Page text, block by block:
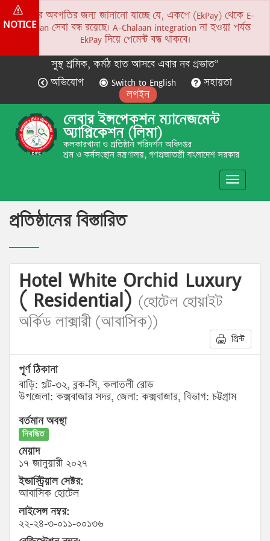
NOTICE
সকলের অবগতির জন্য জানানো যাচ্ছে যে, একপে (EkPay) থেকে E-
Chalaan সেবা বন্ধ রয়েছে। A-Chalaan integration না হওয়া পর্যন্ত
EkPay দিয়ে পেমেন্ট বন্ধ থাকবে।
সুস্থ শ্রমিক, কর্মঠ হাত আসবে এবার নব প্রভাত”
অভিযোগ
Switch to English
সহায়তা
লগইন
লেবার ইন্সপেকশন ম্যানেজমেন্ট
অ্যাপ্লিকেশন (লিমা)
কলকারখানা ও প্রতিষ্ঠান পরিদর্শন অধিদপ্তর
শ্রম ও কর্মসংস্থান মন্ত্রণালয়, গণপ্রজাতন্ত্রী বাংলাদেশ সরকার
Toggle
প্রতিষ্ঠানের বিস্তারিত
Hotel White Orchid Luxury
( Residential) (হোটেল হোয়াইট
অর্কিড লাক্সারী (আবাসিক))
প্রিন্ট
পূর্ণ ঠিকানা
বাড়ি: প্লট-৩২, ব্লক-সি, কলাতলী রোড
উপজেলা: কক্সবাজার সদর, জেলা: কক্সবাজার, বিভাগ: চট্টগ্রাম
বর্তমান অবস্থা
নিবন্ধিত
মেয়াদ
১৭ জানুয়ারী ২০২৭
ইন্ডাস্ট্রিয়াল সেক্টর:
আবাসিক হোটেল
লাইসেন্স নম্বর:
২২-২৪-৩-০১১-০০১৩৬